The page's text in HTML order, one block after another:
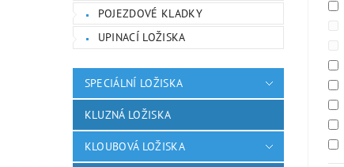
POJEZDOVÉ KLADKY
UPINACÍ LOŽISKA
SPECIÁLNÍ LOŽISKA
KLUZNÁ LOŽISKA
KLOUBOVÁ LOŽISKA